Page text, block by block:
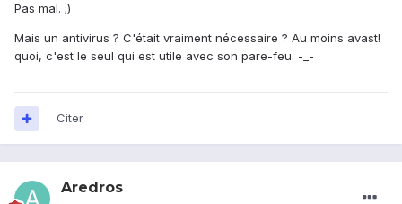
Pas mal. ;)
Mais un antivirus ? C'était vraiment nécessaire ? Au moins avast!
quoi, c'est le seul qui est utile avec son pare-feu. -_-
Citer
Aredros